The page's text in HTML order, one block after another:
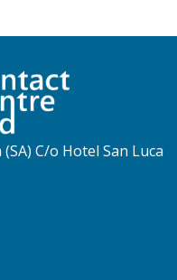
C/o Hotel San Luca